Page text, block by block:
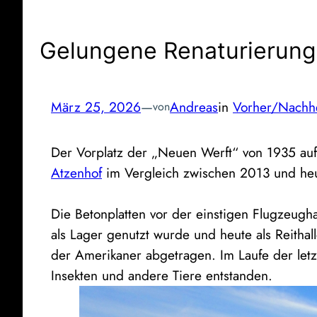
Gelungene
März 25, 2026—vonAndreasin Vorher/
Der Vorplatz der „Neuen Werft“ von 1935
Atzenhofim Vergleich zwischen 2013 und
Die Betonplatten vor der einstigen
als Lager genutzt wurde und heute als
der Amerikaner abgetragen. Im Laufe der
Insekten und andere Tiere entstanden.